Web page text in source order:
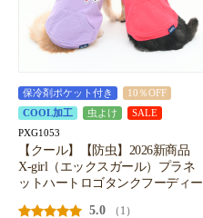
保冷剤ポケット付き
10％OFF
COOL加工
虫よけ SALE
PXG1053
【クール】【防虫】2026新商品
X-girl（エックスガール）プラネ
ットハートロゴタンクフーディー
5.0
（1）